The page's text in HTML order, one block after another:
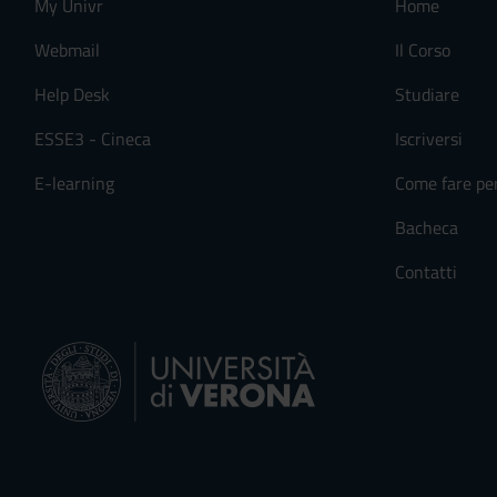
My Univr
Webmail
Help Desk
ESSE3 - Cineca
E-learning
Home
Il Corso
Studiare
Iscriversi
Come fare
Bacheca
Contatti